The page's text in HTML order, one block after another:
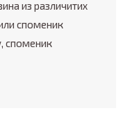
из различитих
споменик
споменик